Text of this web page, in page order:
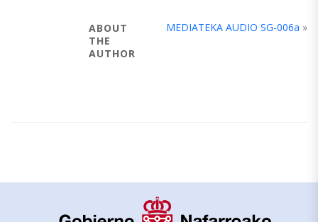
MEDIATEKA AUDIO SG-006a »
ABOUT
THE
AUTHOR